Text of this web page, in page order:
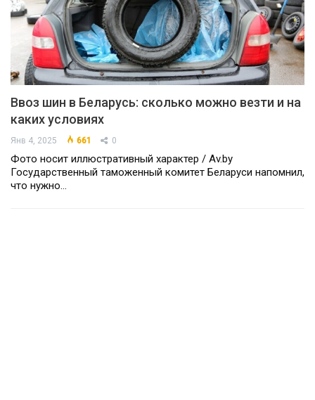
Ввоз шин в Беларусь: сколько можно везти и на
каких условиях
Янв 4, 2025 661 0
Фото носит иллюстративный характер / Av.by
Государственный таможенный комитет Беларуси напомнил,
что нужно…